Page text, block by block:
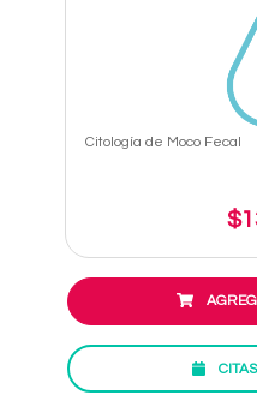
Citología de Moco Fecal